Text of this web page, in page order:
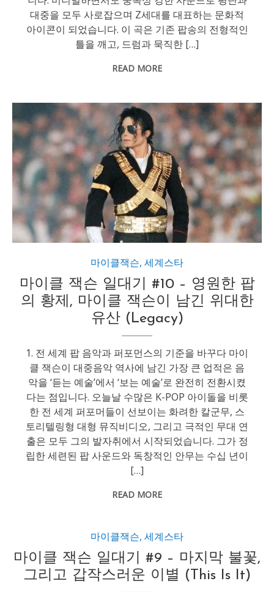
대중을 모두 사로잡으며 Z세대를 대표하는 문화적
아이콘이 되었습니다. 이 곡은 기존 팝송의 전형적인
틀을 깨고, 드럼과 묵직한 […]
READ MORE
마이클잭슨,세계스타
마이클 잭슨 일대기 #10 – 영원한 팝
의 황제, 마이클 잭슨이 남긴 위대한
유산 (Legacy)
1. 전 세계 팝 음악과 퍼포먼스의 기준을 바꾸다 마이
클 잭슨이 대중음악 역사에 남긴 가장 큰 업적은 음
악을 ‘듣는 예술’에서 ‘보는 예술’로 완전히 전환시켰
다는 점입니다. 오늘날 수많은 K-POP 아이돌을 비롯
한 전 세계 퍼포머들이 선보이는 화려한 칼군무, 스
토리텔링형 대형 뮤직비디오, 그리고 극적인 무대 연
출은 모두 그의 발자취에서 시작되었습니다. 그가 정
립한 세련된 팝 사운드와 독창적인 안무는 수십 년이
[…]
READ MORE
마이클잭슨,세계스타
마이클 잭슨 일대기 #9 – 마지막 불꽃,
그리고 갑작스러운 이별 (This Is It)